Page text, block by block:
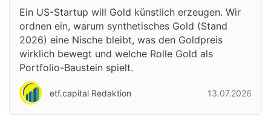
Ein US-Startup will Gold künstlich erzeugen. Wir
ordnen ein, warum synthetisches Gold (Stand
2026) eine Nische bleibt, was den Goldpreis
wirklich bewegt und welche Rolle Gold als
Portfolio-Baustein spielt.
etf.capital Redaktion 13.07.2026